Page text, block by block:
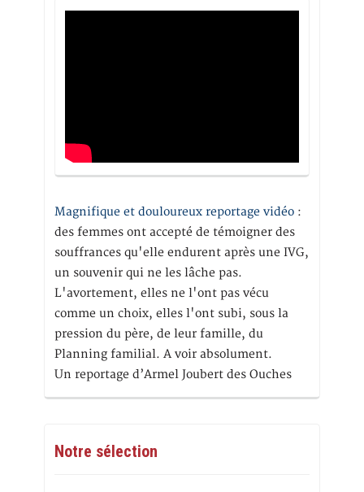
Magnifique et douloureux reportage vidéo :
des femmes ont accepté de témoigner des
souffrances qu'elle endurent après une IVG,
un souvenir qui ne les lâche pas.
L'avortement, elles ne l'ont pas vécu
comme un choix, elles l'ont subi, sous la
pression du père, de leur famille, du
Planning familial. A voir absolument.
Un reportage d’Armel Joubert des Ouches
Notre sélection